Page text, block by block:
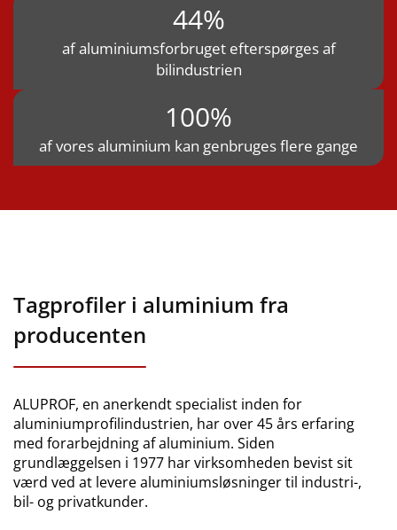
44%
af aluminiumsforbruget efterspørges af
bilindustrien
100%
af vores aluminium kan genbruges flere gange
Tagprofiler i aluminium fra
producenten
ALUPROF, en anerkendt specialist inden for
aluminiumprofilindustrien, har over 45 års erfaring
med forarbejdning af aluminium. Siden
grundlæggelsen i 1977 har virksomheden bevist sit
værd ved at levere aluminiumsløsninger til industri-,
bil- og privatkunder.